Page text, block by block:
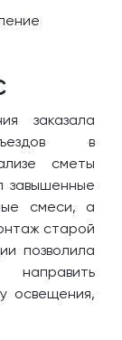
заказала
в
сметы
завышенные
смеси, а
старой
позволила
освещения,